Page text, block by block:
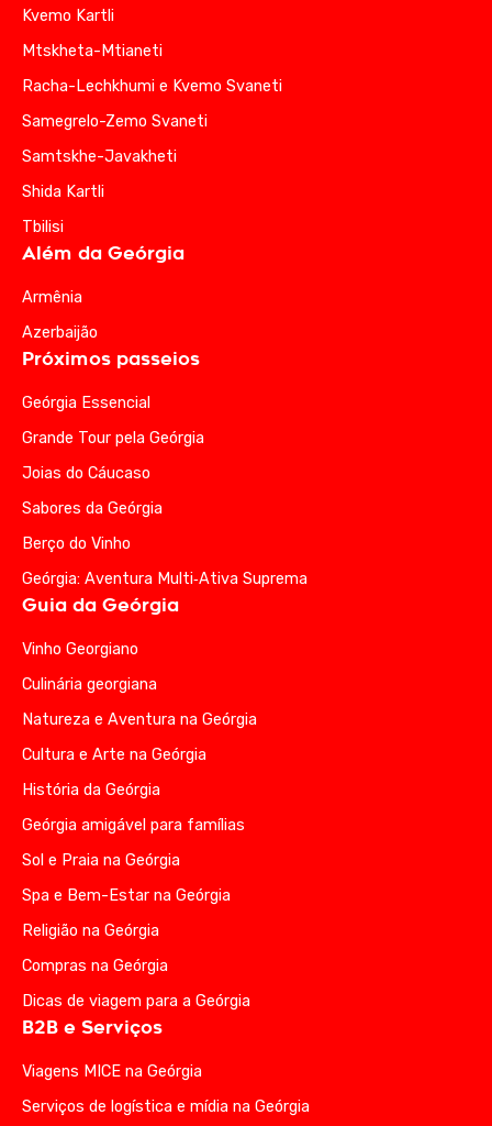
Kvemo Kartli
Mtskheta-Mtianeti
Racha-Lechkhumi e Kvemo Svaneti
Samegrelo-Zemo Svaneti
Samtskhe-Javakheti
Shida Kartli
Tbilisi
Além da Geórgia
Armênia
Azerbaijão
Próximos passeios
Geórgia Essencial
Grande Tour pela Geórgia
Joias do Cáucaso
Sabores da Geórgia
Berço do Vinho
Geórgia: Aventura Multi‑Ativa Suprema
Guia da Geórgia
Vinho Georgiano
Culinária georgiana
Natureza e Aventura na Geórgia
Cultura e Arte na Geórgia
História da Geórgia
Geórgia amigável para famílias
Sol e Praia na Geórgia
Spa e Bem-Estar na Geórgia
Religião na Geórgia
Compras na Geórgia
Dicas de viagem para a Geórgia
B2B e Serviços
Viagens MICE na Geórgia
Serviços de logística e mídia na Geórgia